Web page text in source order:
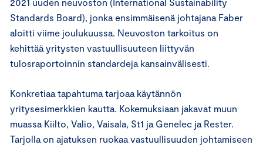
Standards Board), jonka ensimmäisenä johtajana Faber
aloitti viime joulukuussa. Neuvoston tarkoitus on
kehittää yritysten vastuullisuuteen liittyvän
tulosraportoinnin standardeja kansainvälisesti.
Konkretiaa tapahtuma tarjoaa käytännön
yritysesimerkkien kautta. Kokemuksiaan jakavat muun
muassa Kiilto, Valio, Vaisala, St1 ja Genelec ja Rester.
Tarjolla on ajatuksen ruokaa vastuullisuuden johtamiseen